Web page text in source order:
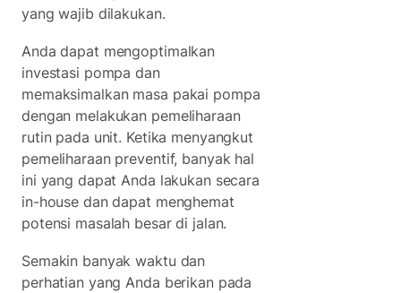
yang wajib dilakukan.
Anda dapat mengoptimalkan
investasi pompa dan
memaksimalkan masa pakai pompa
dengan melakukan pemeliharaan
rutin pada unit. Ketika menyangkut
pemeliharaan preventif, banyak hal
ini yang dapat Anda lakukan secara
in-house dan dapat menghemat
potensi masalah besar di jalan.
Semakin banyak waktu dan
perhatian yang Anda berikan pada